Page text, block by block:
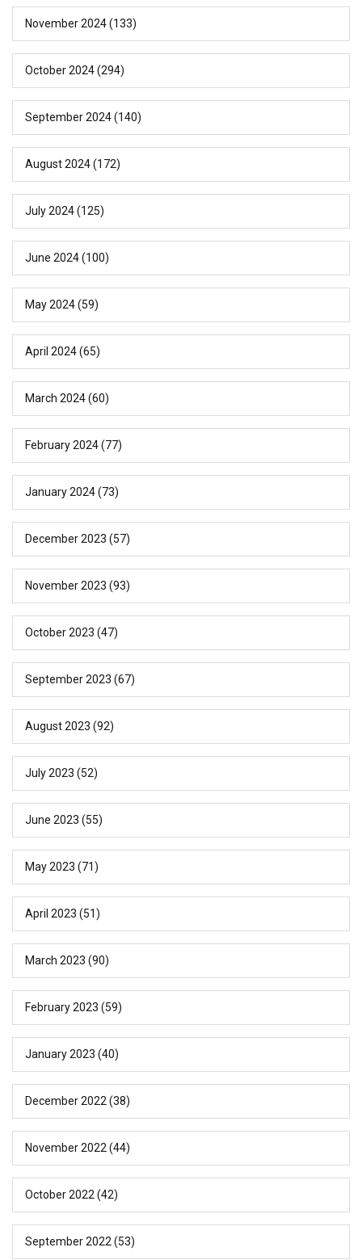
November 2024(133)
October 2024(294)
September 2024(140)
August 2024(172)
July 2024(125)
June 2024(100)
May 2024(59)
April 2024(65)
March 2024(60)
February 2024(77)
January 2024(73)
December 2023 (57)
November 2023 (93)
October 2023 (47)
September 2023 (67)
August 2023 (92)
July 2023 (52)
June 2023 (55)
May 2023 (71)
April 2023 (51)
March 2023 (90)
February 2023 (59)
January 2023 (40)
December 2022 (38)
November 2022 (44)
October 2022 (42)
September 2022 (53)